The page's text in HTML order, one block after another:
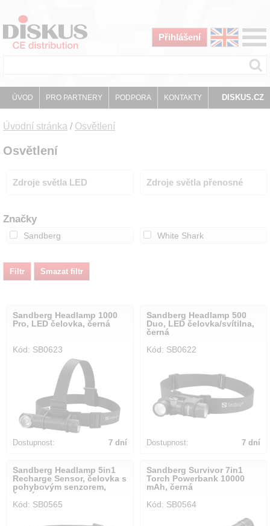
Přihlášení
ÚVOD PRO PARTNERY PODPORA KONTAKTY DISKUS.CZ
Úvodní stránka / Osvětlení
Osvětlení
Zdroje světla LED Zdroje světla přenosné
Značky
Sandberg White Shark
Sandberg Headlamp 1000
Pro, LED čelovka, černá
Kód: SB0623
Dostupnost: 7 dní
Sandberg Headlamp 500
Duo, LED čelovka/svítilna,
černá
Kód: SB0622
Dostupnost: 7 dní
Sandberg Headlamp 5in1
Recharge Sensor, čelovka s
pohybovým senzorem,
černá
Kód: SB0565
Sandberg Survivor 7in1
Torch Powerbank 10000
mAh, černá
Kód: SB0564